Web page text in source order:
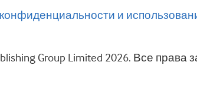
и
Group Limited 2026. Все